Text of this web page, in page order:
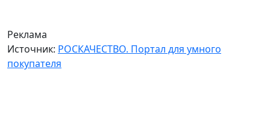
Реклама
Источник: РОСКАЧЕСТВО. Портал для умного
покупателя